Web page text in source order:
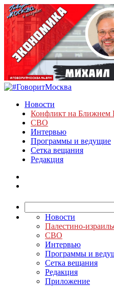
Новости
Конфликт на Ближнем
СВО
Интервью
Программы и ведущие
Сетка вещания
Редакция
Новости
Палестино-
СВО
Интервью
Программы и
Сетка вещания
Редакция
Приложение